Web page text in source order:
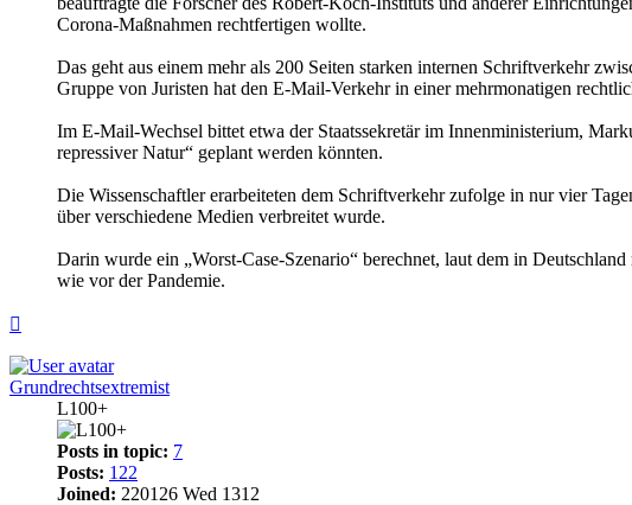
Corona-Maßnahmen rechtfertigen wollte.
Das geht aus einem mehr als 200 Seiten starken internen Schriftverkehr
Gruppe von Juristen hat den E-Mail-Verkehr in einer mehrmonatigen
Im E-Mail-Wechsel bittet etwa der Staatssekretär im Innenministerium,
repressiver Natur“ geplant werden könnten.
Die Wissenschaftler erarbeiteten dem Schriftverkehr zufolge in nur vier
über verschiedene Medien verbreitet wurde.
Darin wurde ein „Worst-Case-Szenario“ berechnet, laut dem in
wie vor der Pandemie.
Grundrechtsextremist
L100+
Posts in topic: 7
Posts: 122
Joined: 220126 Wed 1312